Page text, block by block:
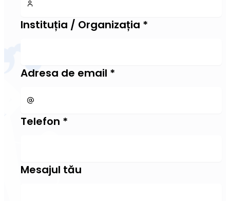
Instituția / Organizația *
Adresa de email *
Telefon *
Mesajul tău